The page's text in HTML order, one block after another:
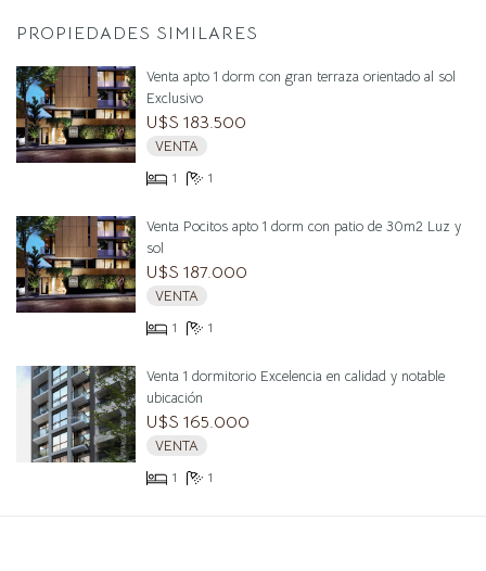
PROPIEDADES SIMILARES
Venta apto 1 dorm con gran terraza orientado al sol
Exclusivo
U$S 183.500
VENTA
1 1
Venta Pocitos apto 1 dorm con patio de 30m2 Luz y
sol
U$S 187.000
VENTA
1 1
Venta 1 dormitorio Excelencia en calidad y notable
ubicación
U$S 165.000
VENTA
1 1